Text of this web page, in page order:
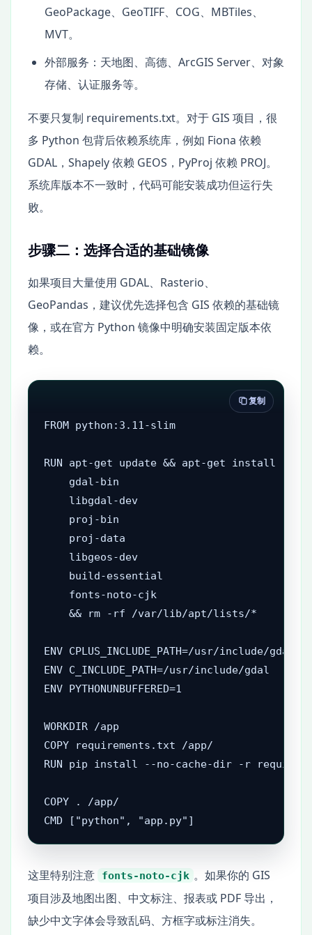
GeoPackage、GeoTIFF、COG、MBTiles、
MVT。
外部服务：天地图、高德、ArcGIS Server、对象
存储、认证服务等。
不要只复制 requirements.txt。对于 GIS 项目，很
多 Python 包背后依赖系统库，例如 Fiona 依赖
GDAL，Shapely 依赖 GEOS，PyProj 依赖 PROJ。
系统库版本不一致时，代码可能安装成功但运行失
败。
步骤二：选择合适的基础镜像
如果项目大量使用 GDAL、Rasterio、
GeoPandas，建议优先选择包含 GIS 依赖的基础镜
像，或在官方 Python 镜像中明确安装固定版本依
赖。
FROM python:3.11-slim
RUN apt-get update && apt-get install -y
    gdal-bin
    libgdal-dev
    proj-bin
    proj-data
    libgeos-dev
    build-essential
    fonts-noto-cjk
    && rm -rf /var/lib/apt/lists/*
ENV CPLUS_INCLUDE_PATH=/usr/include/gdal
ENV C_INCLUDE_PATH=/usr/include/gdal
ENV PYTHONUNBUFFERED=1
WORKDIR /app
COPY requirements.txt /app/
RUN pip install --no-cache-dir -r
COPY . /app/
CMD ["python", "app.py"]
复制
这里特别注意 fonts-noto-cjk 。如果你的 GIS
项目涉及地图出图、中文标注、报表或 PDF 导出，
缺少中文字体会导致乱码、方框字或标注消失。